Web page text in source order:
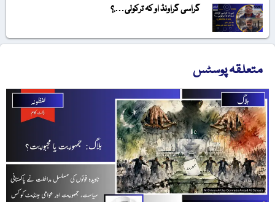
گراسی گراونڈ او کہ ترکولی….؟
متعلقہ پوسٹس